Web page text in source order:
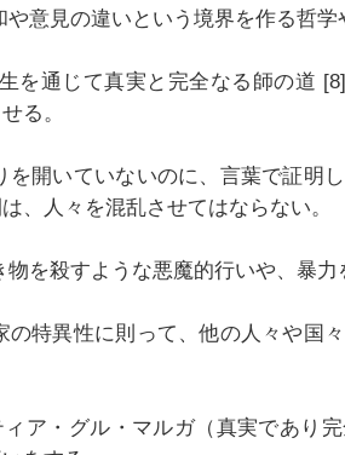
や意見の違いという境界を作る哲学
を通じて真実と完全なる師の道
る。
を開いていないのに、言葉で証明
、人々を混乱させてはならない。
を殺すような悪魔的行いや、暴力
の特異性に則って、他の人々や国
ア・グル・マルガ（真実であり